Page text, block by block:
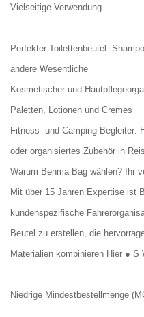
Vielseitige Verwendung
Perfekter Toilettenbeutel:
andere Wesentliche
Kosmetischer und
Paletten, Lotionen und Cremes
Fitness- und Camping-Begleiter:
oder organisiertes Zubehör in
Warum Benma Bag wählen? Ihr
Mit über 15 Jahren Expertise ist
kundenspezifische
Beutel zu erstellen, die
Materialien kombinieren Hier ● S
Niedrige Mindestbestellmenge